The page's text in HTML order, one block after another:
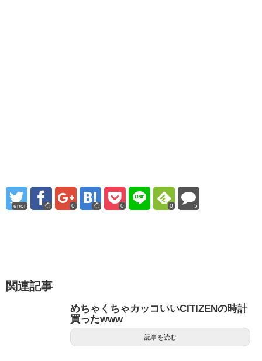
error 0 0 0 5
関連記事
めちゃくちゃカッコいいCITIZENの時計
買ったwww
記事を読む